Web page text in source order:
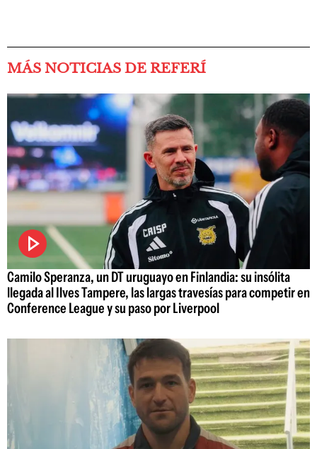
MÁS NOTICIAS DE REFERÍ
Camilo Speranza, un DT uruguayo en Finlandia: su insólita
llegada al Ilves Tampere, las largas travesías para competir en
Conference League y su paso por Liverpool